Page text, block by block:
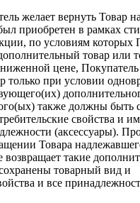
желает вернуть Товар
приобретен в рамках
по условиям которых
товар или
цене,
только при условии
также должны быть
свойства и
(аксессуары).
Товара
возвращает такие
товарный вид и
и все